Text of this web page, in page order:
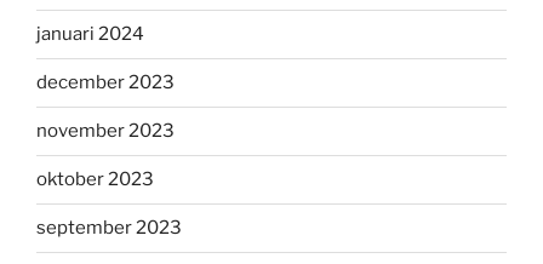
januari 2024
december 2023
november 2023
oktober 2023
september 2023